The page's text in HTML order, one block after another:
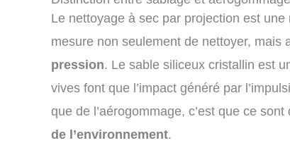
Le nettoyage à sec par projection est
mesure non seulement de nettoyer, mais
pression. Le sable siliceux cristallin est
vives font que l’impact généré par
que de l’aérogommage, c’est que ce sont
de l’environnement.